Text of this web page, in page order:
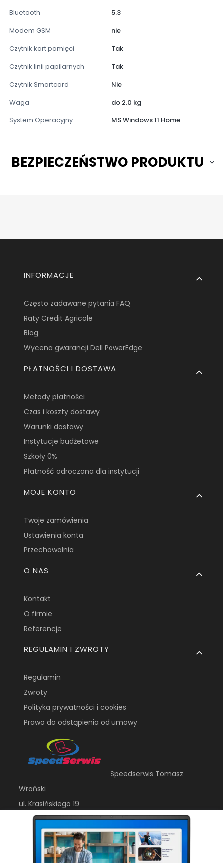
Bluetooth
5.3
Modem GSM
nie
Czytnik kart pamięci
Tak
Czytnik linii papilarnych
Tak
Czytnik Smartcard
Nie
Waga
do 2.0 kg
System Operacyjny
MS Windows 11 Home
BEZPIECZEŃSTWO PRODUKTU
Linki w stopce
INFORMACJE
Często zadawane pytania FAQ
Raty Credit Agricole
Blog
Wycena gwarancji Dell PowerEdge
PŁATNOŚCI I DOSTAWA
Metody płatności
Czas i koszty dostawy
Warunki dostawy
Instytucje budżetowe
Szkoły 0%
Płatność odroczona dla instytucji
MOJE KONTO
Twoje zamówienia
Ustawienia konta
Przechowalnia
O NAS
Kontakt
O firmie
Referencje
REGULAMIN I ZWROTY
Regulamin
Zwroty
Polityka prywatności i cookies
Prawo do odstąpienia od umowy
Speedserwis Tomasz
Wroński
ul. Krasińskiego 19
20-709, Lublin
dellpro@speedserwis.com